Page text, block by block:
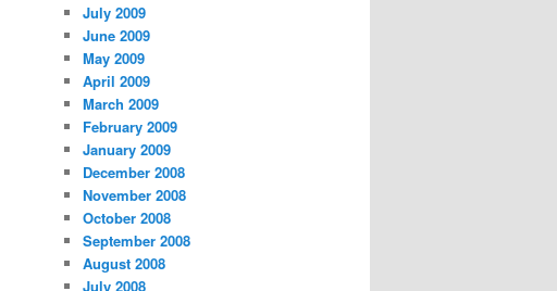
July 2009
June 2009
May 2009
April 2009
March 2009
February 2009
January 2009
December 2008
November 2008
October 2008
September 2008
August 2008
July 2008